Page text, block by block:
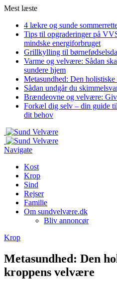
Mest læste
4 lækre og sunde
Tips til opgraderinger på
mindske energiforbruget
Grillkylling til
Varme og velvære: Sådan
sundere hjem
Metasundhed: Den
Sådan undgår du
Brændeovne og velvære:
Forkæl dig selv – din guide
dit behov
Navigate
Kost
Krop
Sind
Rejser
Familie
Om sundvelvære.dk
Bliv annoncør
Krop
Metasundhed: Den
kroppens velvære